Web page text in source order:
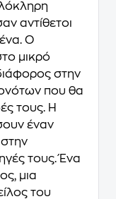
αντίθετοι
Ο
μικρό
στην
που θα
τους. Η
έναν
τους. Ένα
μια
του